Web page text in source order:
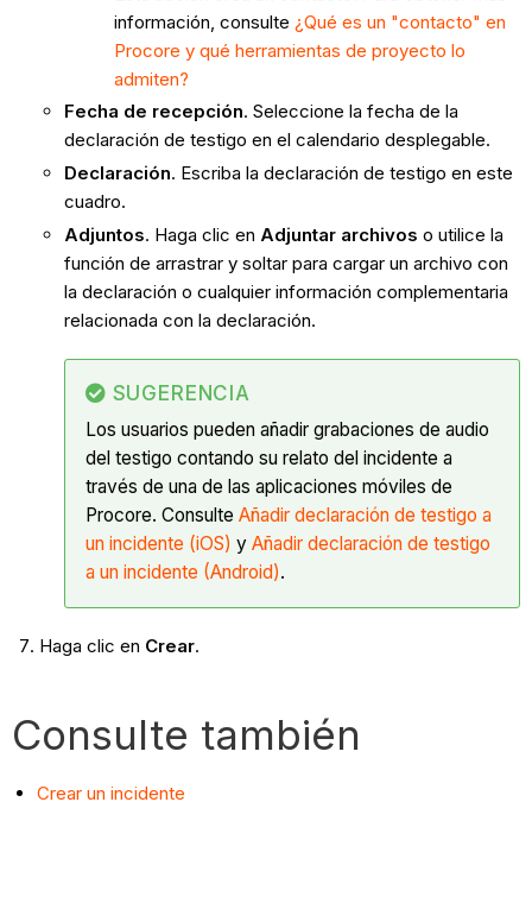
información, consulte ¿Qué es un "contacto" en
Procore y qué herramientas de proyecto lo
admiten?
Fecha de recepción. Seleccione la fecha de la
declaración de testigo en el calendario desplegable.
Declaración. Escriba la declaración de testigo en este
cuadro.
Adjuntos. Haga clic en Adjuntar archivos o utilice la
función de arrastrar y soltar para cargar un archivo con
la declaración o cualquier información complementaria
relacionada con la declaración.
SUGERENCIA
Los usuarios pueden añadir grabaciones de audio
del testigo contando su relato del incidente a
través de una de las aplicaciones móviles de
Procore. Consulte Añadir declaración de testigo a
un incidente (iOS) y Añadir declaración de testigo
a un incidente (Android).
Haga clic en Crear.
Consulte también
Crear un incidente